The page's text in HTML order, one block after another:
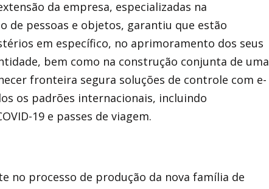
da empresa, especializadas na
de pessoas e objetos, garantiu que estão
em específico, no aprimoramento dos seus
bem como na construção conjunta de uma
fronteira segura soluções de controle com e-
os padrões internacionais, incluindo
19 e passes de viagem.
no processo de produção da nova família de